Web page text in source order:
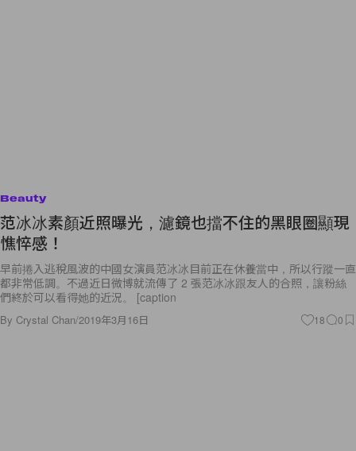
Beauty
范冰冰素顏近照曝光，濾鏡也擋不住的黑眼圈顯現
憔悴感！
早前捲入逃稅風波的中國女演員范冰冰目前正在休養當中，所以行蹤一直
都非常低調。不過近日微博就流傳了 2 張范冰冰跟友人的合照，讓粉絲
們終於可以看得她的近況。 [caption
By Crystal Chan/2019年3月16日 18 0